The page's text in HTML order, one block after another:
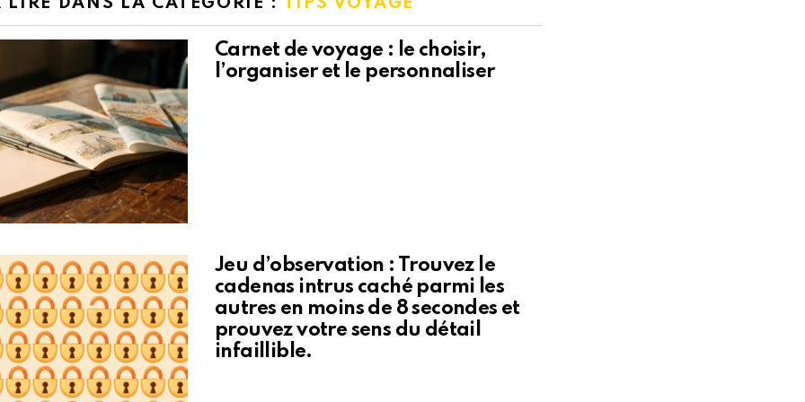
Carnet de voyage : le choisir,
l’organiser et le personnaliser
Jeu d’observation : Trouvez le
cadenas intrus caché parmi les
autres en moins de 8 secondes et
prouvez votre sens du détail
infaillible.